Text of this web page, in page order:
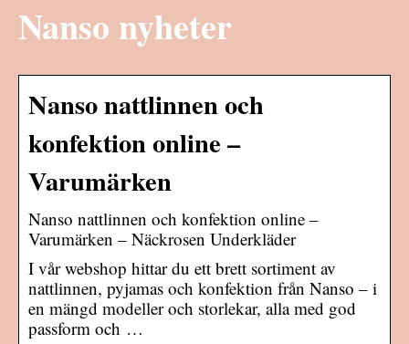
Nanso nyheter
Nanso nattlinnen och
konfektion online –
Varumärken
Nanso nattlinnen och konfektion online –
Varumärken – Näckrosen Underkläder
I vår webshop hittar du ett brett sortiment av
nattlinnen, pyjamas och konfektion från Nanso – i
en mängd modeller och storlekar, alla med god
passform och …